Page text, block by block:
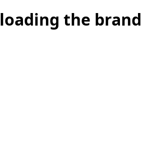
the brand